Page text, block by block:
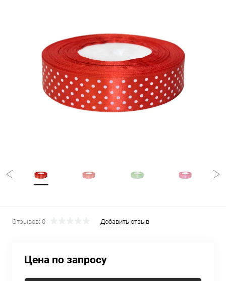
Отзывов: 0 Добавить отзыв
Цена по запросу